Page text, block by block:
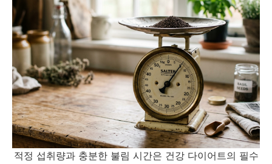
적정 섭취량과 충분한 불림 시간은 건강 다이어트의 필수